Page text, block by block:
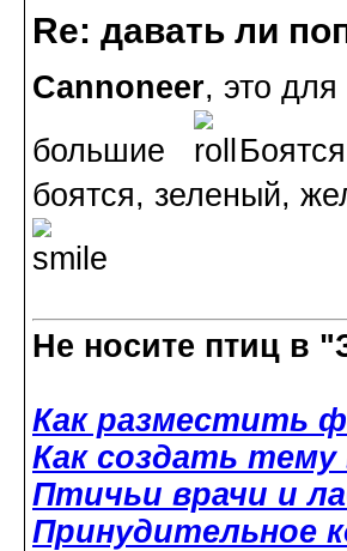
Re: давать ли
Cannoneer, это
большие
боятся, зеленый,
Не носите птиц в
Как разместить
Как создать
Птичьи врачи и
Принудительное